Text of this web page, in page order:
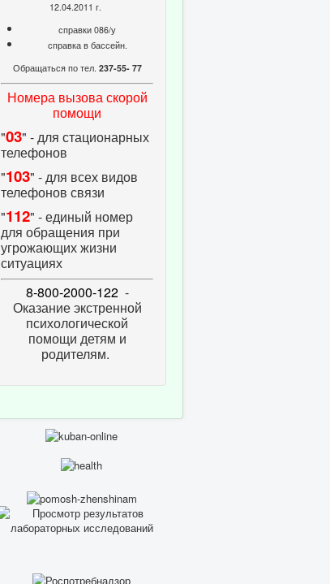
12.04.2011 г.
справки 086/у
справка в бассейн.
Обращаться по тел. 237-55- 77
Номера вызова скорой
помощи
"03" - для стационарных
телефонов
"103" - для всех видов
телефонов связи
"112" - единый номер
для обращения при
угрожающих жизни
ситуациях
8-800-2000-122-
Оказание экстренной
психологической
помощи детям и
родителям.